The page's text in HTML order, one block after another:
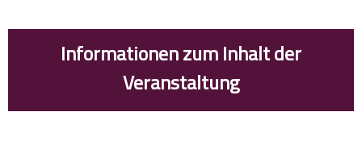
Informationen zum Inhalt der
Veranstaltung